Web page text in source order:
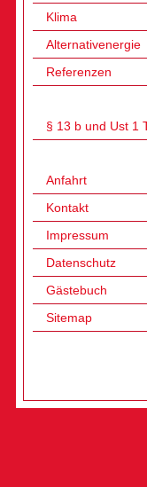
Klima
Alternativenergie
Referenzen
§ 13 b und Ust 1
Anfahrt
Kontakt
Impressum
Datenschutz
Gästebuch
Sitemap